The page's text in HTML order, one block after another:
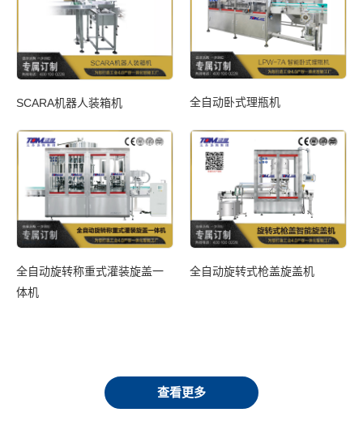
SCARA机器人装箱机 全自动卧式理瓶机
全自动旋转称重式灌装旋盖一
体机
全自动旋转式枪盖旋盖机
查看更多